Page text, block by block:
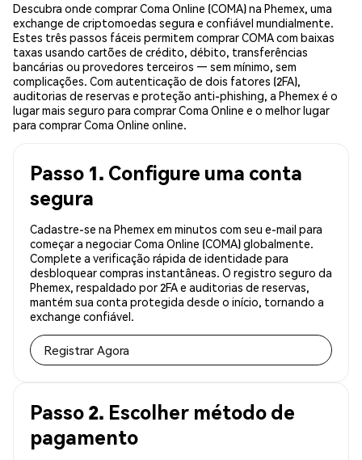
Descubra onde comprar Coma Online (COMA) na Phemex, uma
exchange de criptomoedas segura e confiável mundialmente.
Estes três passos fáceis permitem comprar COMA com baixas
taxas usando cartões de crédito, débito, transferências
bancárias ou provedores terceiros — sem mínimo, sem
complicações. Com autenticação de dois fatores (2FA),
auditorias de reservas e proteção anti-phishing, a Phemex é o
lugar mais seguro para comprar Coma Online e o melhor lugar
para comprar Coma Online online.
Passo 1. Configure uma conta
segura
Cadastre-se na Phemex em minutos com seu e-mail para
começar a negociar Coma Online (COMA) globalmente.
Complete a verificação rápida de identidade para
desbloquear compras instantâneas. O registro seguro da
Phemex, respaldado por 2FA e auditorias de reservas,
mantém sua conta protegida desde o início, tornando a
exchange confiável.
Registrar Agora
Passo 2. Escolher método de
pagamento